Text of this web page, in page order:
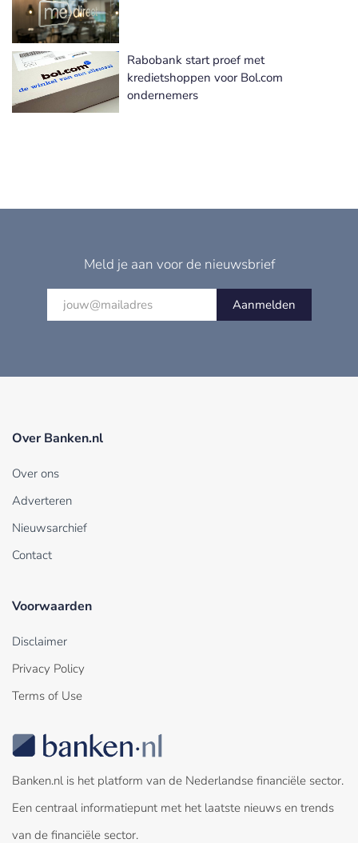
Rabobank start proef met
kredietshoppen voor Bol.com
ondernemers
Meld je aan voor de nieuwsbrief
Aanmelden
Over Banken.nl
Over ons
Adverteren
Nieuwsarchief
Contact
Voorwaarden
Disclaimer
Privacy Policy
Terms of Use
Banken.nl is het platform van de Nederlandse financiële sector.
Een centraal informatiepunt met het laatste nieuws en trends
van de financiële sector.